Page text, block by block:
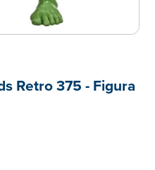
Retro 375 - Figura